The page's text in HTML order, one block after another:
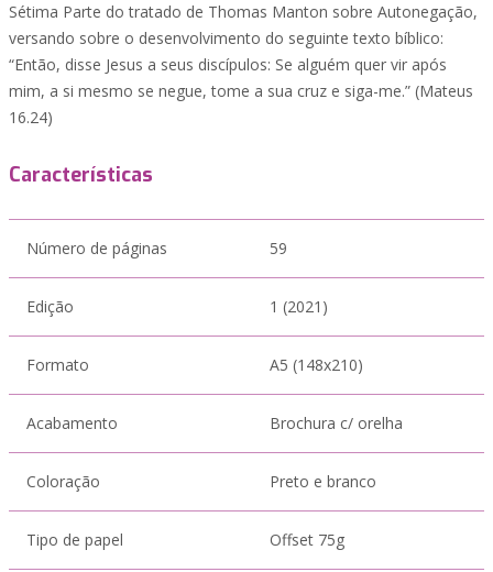
Sétima Parte do tratado de Thomas Manton sobre Autonegação,
versando sobre o desenvolvimento do seguinte texto bíblico:
“Então, disse Jesus a seus discípulos: Se alguém quer vir após
mim, a si mesmo se negue, tome a sua cruz e siga-me.” (Mateus
16.24)
Características
Número de páginas 59
Edição 1 (2021)
Formato A5 (148x210)
Acabamento Brochura c/ orelha
Coloração Preto e branco
Tipo de papel Offset 75g